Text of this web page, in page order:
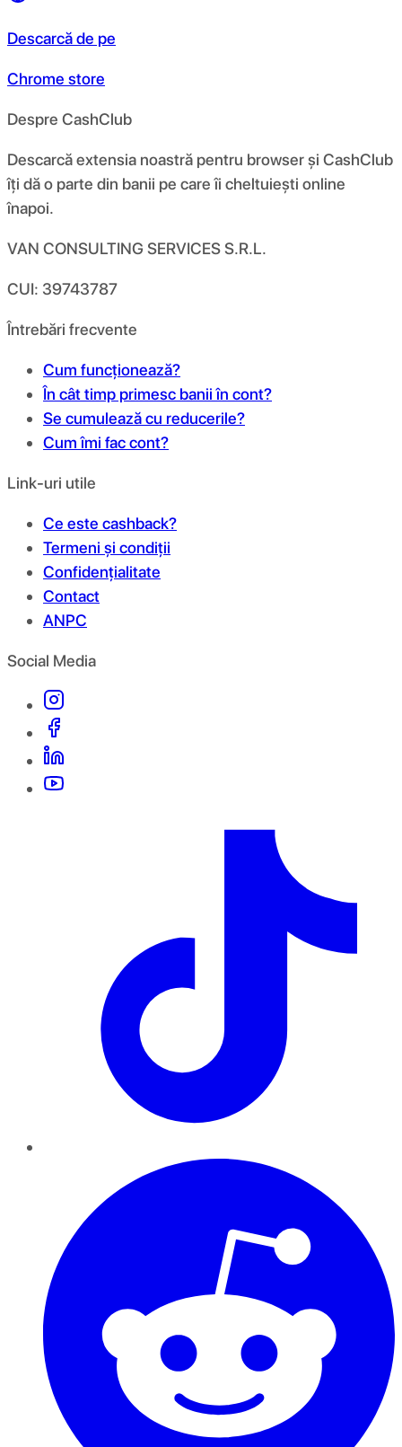
Descarcă de pe
Chrome store
Despre CashClub
Descarcă extensia noastră pentru browser și CashClub
îți dă o parte din banii pe care îi cheltuiești online
înapoi.
VAN CONSULTING SERVICES S.R.L.
CUI: 39743787
Întrebări frecvente
Cum funcționează?
În cât timp primesc banii în cont?
Se cumulează cu reducerile?
Cum îmi fac cont?
Link-uri utile
Ce este cashback?
Termeni și condiții
Confidențialitate
Contact
ANPC
Social Media